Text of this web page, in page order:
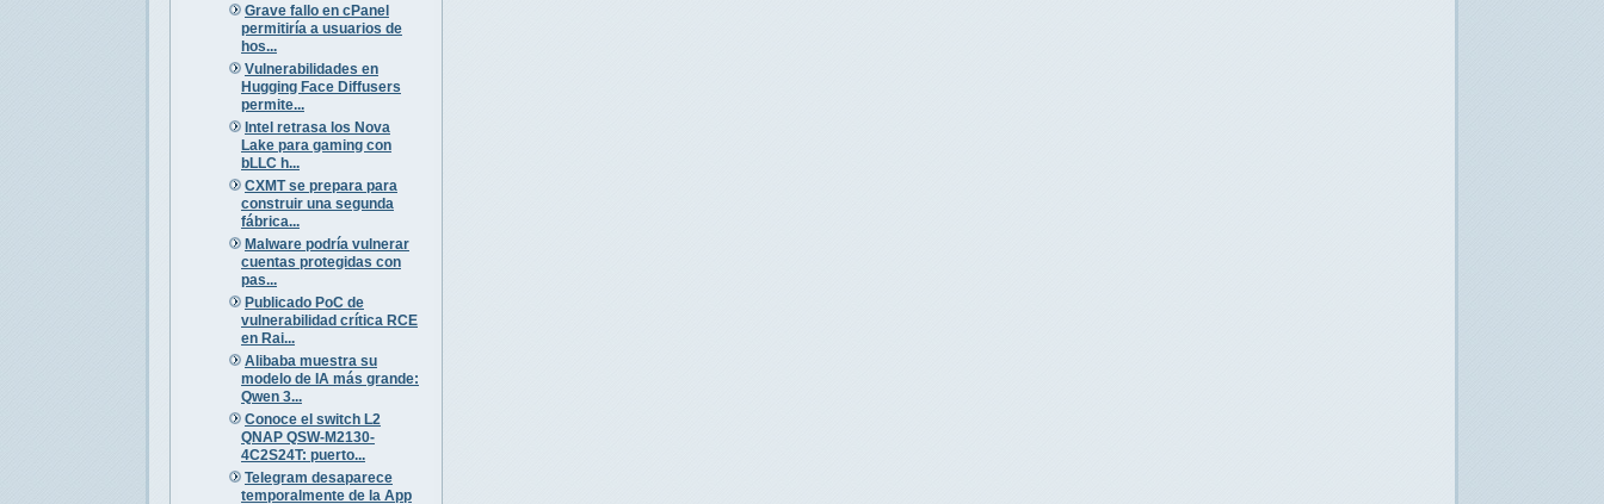
Grave fallo en cPanel
permitiría a usuarios de
hos...
Vulnerabilidades en
Hugging Face Diffusers
permite...
Intel retrasa los Nova
Lake para gaming con
bLLC h...
CXMT se prepara para
construir una segunda
fábrica...
Malware podría vulnerar
cuentas protegidas con
pas...
Publicado PoC de
vulnerabilidad crítica RCE
en Rai...
Alibaba muestra su
modelo de IA más grande:
Qwen 3...
Conoce el switch L2
QNAP QSW-M2130-
4C2S24T: puerto...
Telegram desaparece
temporalmente de la App